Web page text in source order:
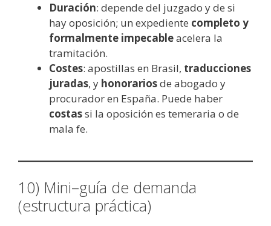
Duración: depende del juzgado y de si
hay oposición; un expediente completo y
formalmente impecableacelera la
tramitación.
Costes: apostillas en Brasil, traducciones
juradas, y honorariosde abogado y
procurador en España. Puede haber
costassi la oposición es temeraria o de
mala fe.
10) Mini–guía de demanda
(estructura práctica)